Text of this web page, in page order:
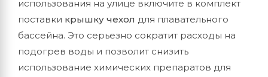
использования на улице включите в комплект
поставки крышку чехол для плавательного
бассейна. Это серьезно сократит расходы на
подогрев воды и позволит снизить
использование химических препаратов для